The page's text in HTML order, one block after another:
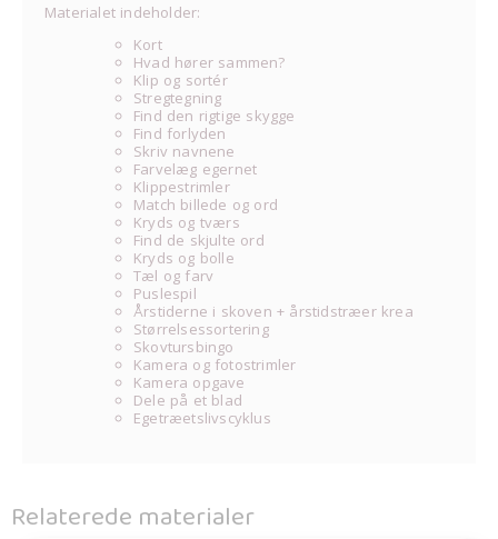
Materialet indeholder:
Kort
Hvad hører sammen?
Klip og sortér
Stregtegning
Find den rigtige skygge
Find forlyden
Skriv navnene
Farvelæg egernet
Klippestrimler
Match billede og ord
Kryds og tværs
Find de skjulte ord
Kryds og bolle
Tæl og farv
Puslespil
Årstiderne i skoven + årstidstræer krea
Størrelsessortering
Skovtursbingo
Kamera og fotostrimler
Kamera opgave
Dele på et blad
Egetræetslivscyklus
Relaterede materialer